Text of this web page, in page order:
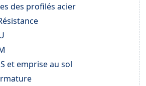
des profilés acier
et emprise au sol